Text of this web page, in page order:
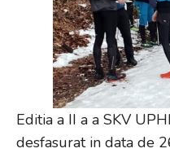
Editia a II a a SKV
desfasurat in data de